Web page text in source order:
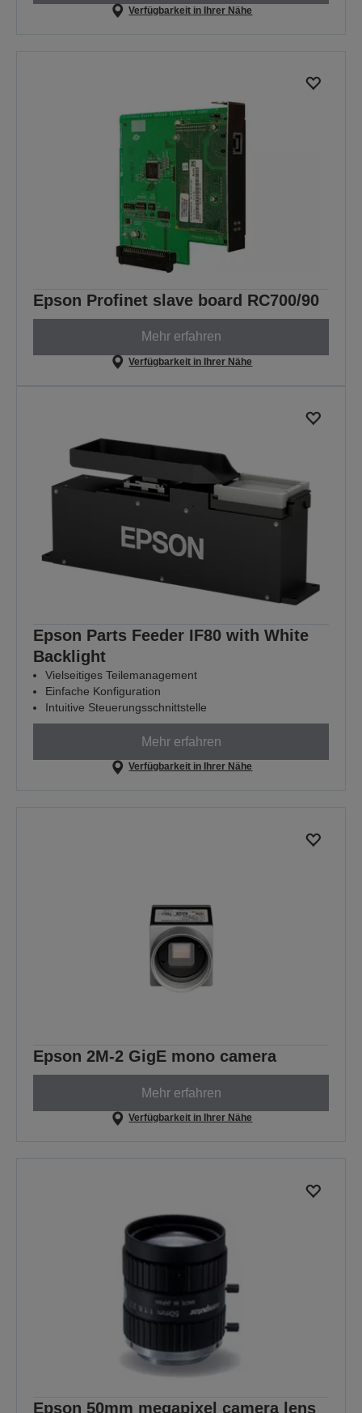
Verfügbarkeit in Ihrer Nähe
Epson Profinet slave board RC700/90
Mehr erfahren
Verfügbarkeit in Ihrer Nähe
Epson Parts Feeder IF80 with White
Backlight
Vielseitiges Teilemanagement
Einfache Konfiguration
Intuitive Steuerungsschnittstelle
Mehr erfahren
Verfügbarkeit in Ihrer Nähe
Epson 2M-2 GigE mono camera
Mehr erfahren
Verfügbarkeit in Ihrer Nähe
Epson 50mm megapixel camera lens